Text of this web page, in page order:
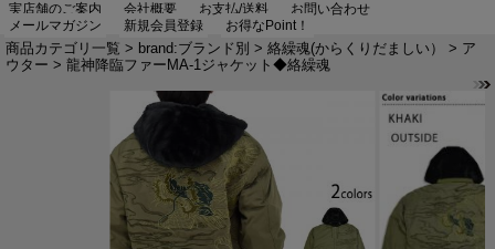
実店舗のご案内 会社概要 お支払/送料
お問い合わせ
メールマガジン
新規会員登録 お得なPoint！
商品カテゴリ一覧 > brand:ブランド別 > 絡繰魂(からくりだましい） > ア
ウター > 龍神降臨ファーMA-1ジャケット◆絡繰魂